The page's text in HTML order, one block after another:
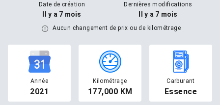
Date de création
Il y a 7 mois
Dernières modifications
Il y a 7 mois
Aucun changement de prix ou de kilométrage
Année
2021
Kilométrage
177,000 KM
Carburant
Essence